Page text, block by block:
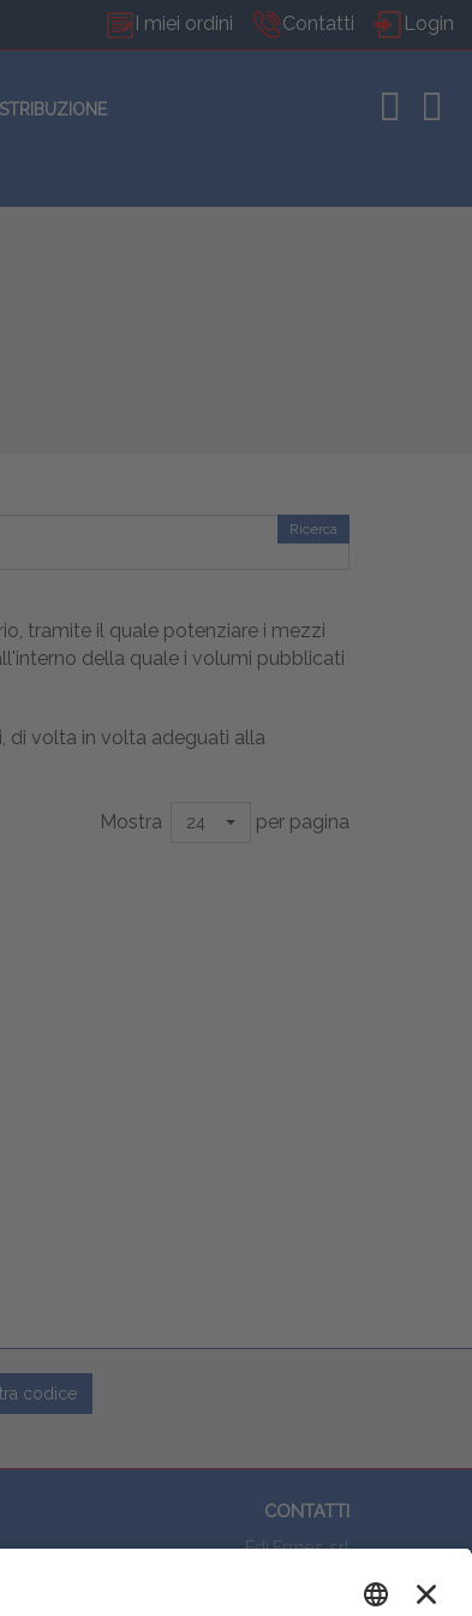
I miei ordini Contatti Login
Ricerca
tramite il quale potenziare i mezzi
della quale i volumi pubblicati
di volta in volta adeguati alla
Mostra 24 per pagina
codice
CONTATTI
Edi.Ermes srl
Questo sito utilizza i cookies per